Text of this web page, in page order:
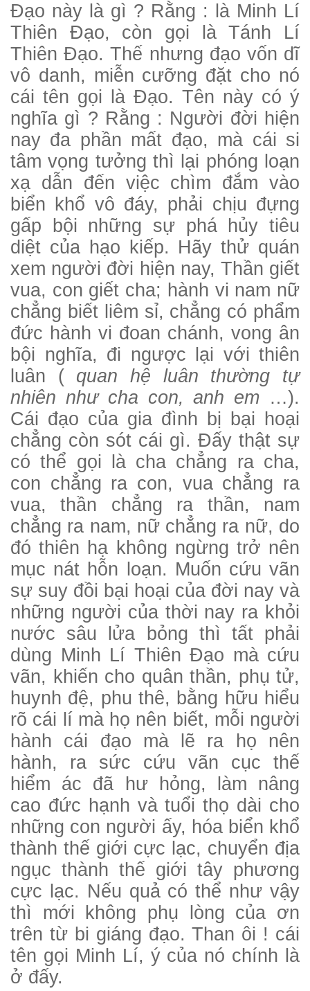
Đạo này là gì ? Rằng : là Minh Lí
Thiên Đạo, còn gọi là Tánh Lí
Thiên Đạo. Thế nhưng đạo vốn dĩ
vô danh, miễn cưỡng đặt cho nó
cái tên gọi là Đạo. Tên này có ý
nghĩa gì ? Rằng : Người đời hiện
nay đa phần mất đạo, mà cái si
tâm vọng tưởng thì lại phóng loạn
xạ dẫn đến việc chìm đắm vào
biển khổ vô đáy, phải chịu đựng
gấp bội những sự phá hủy tiêu
diệt của hạo kiếp. Hãy thử quán
xem người đời hiện nay, Thần giết
vua, con giết cha; hành vi nam nữ
chẳng biết liêm sỉ, chẳng có phẩm
đức hành vi đoan chánh, vong ân
bội nghĩa, đi ngược lại với thiên
luân ( quan hệ luân thường tự
nhiên như cha con, anh em …).
Cái đạo của gia đình bị bại hoại
chẳng còn sót cái gì. Đấy thật sự
có thể gọi là cha chẳng ra cha,
con chẳng ra con, vua chẳng ra
vua, thần chẳng ra thần, nam
chẳng ra nam, nữ chẳng ra nữ, do
đó thiên hạ không ngừng trở nên
mục nát hỗn loạn. Muốn cứu vãn
sự suy đồi bại hoại của đời nay và
những người của thời nay ra khỏi
nước sâu lửa bỏng thì tất phải
dùng Minh Lí Thiên Đạo mà cứu
vãn, khiến cho quân thần, phụ tử,
huynh đệ, phu thê, bằng hữu hiểu
rõ cái lí mà họ nên biết, mỗi người
hành cái đạo mà lẽ ra họ nên
hành, ra sức cứu vãn cục thế
hiểm ác đã hư hỏng, làm nâng
cao đức hạnh và tuổi thọ dài cho
những con người ấy, hóa biển khổ
thành thế giới cực lạc, chuyển địa
ngục thành thế giới tây phương
cực lạc. Nếu quả có thể như vậy
thì mới không phụ lòng của ơn
trên từ bi giáng đạo. Than ôi ! cái
tên gọi Minh Lí, ý của nó chính là
ở đấy.